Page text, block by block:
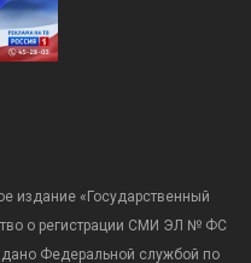
издание «Государственный
о регистрации СМИ ЭЛ № ФС
Федеральной службой по